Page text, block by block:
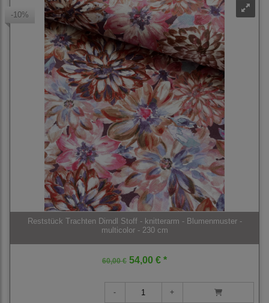
-10%
Reststück Trachten Dirndl Stoff - knitterarm - Blumenmuster -
multicolor - 230 cm
60,00 € 54,00 € *